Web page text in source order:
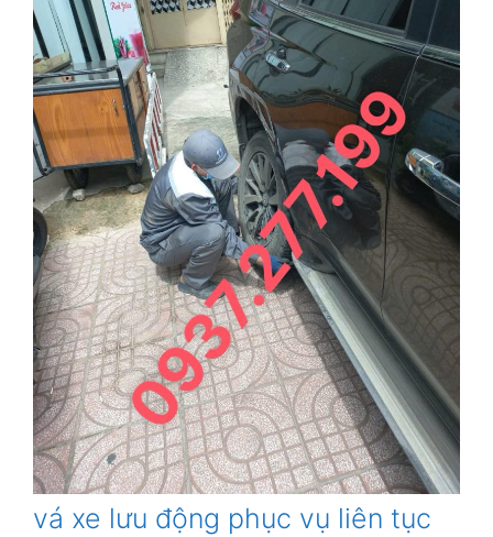
vá xe lưu động phục vụ liên tục